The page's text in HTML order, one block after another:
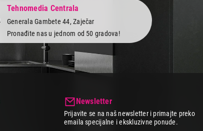
Tehnomedia Centrala
Generala Gambete 44, Zaječar
Pronađite nas u jednom od 50 gradova!
Newsletter
Prijavite se na naš newsletter i primajte preko
emaila specijalne i ekskluzivne ponude.